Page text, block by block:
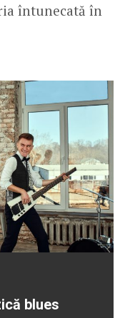
întunecată în
blues